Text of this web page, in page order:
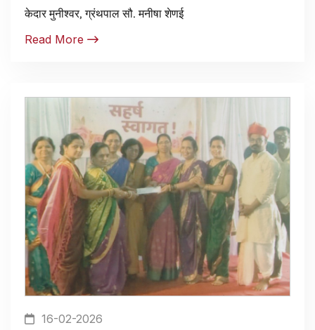
केदार मुनीश्वर, ग्रंथपाल सौ. मनीषा शेणई
Read More
16-02-2026